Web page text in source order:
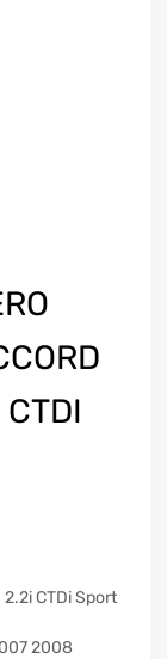
2.2i CTDi Sport
2008